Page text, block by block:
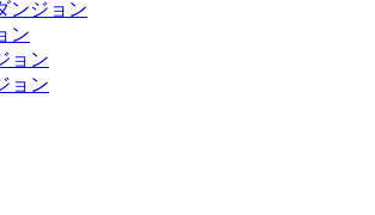
ンジョン
ン
ョン
ョン